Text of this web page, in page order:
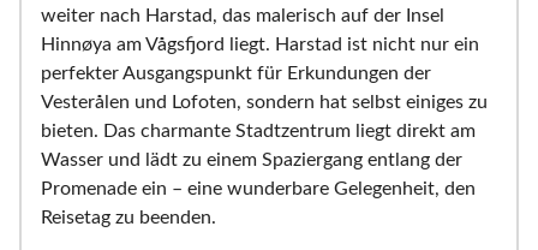
weiter nach Harstad, das malerisch auf der Insel
Hinnøya am Vågsfjord liegt. Harstad ist nicht nur ein
perfekter Ausgangspunkt für Erkundungen der
Vesterålen und Lofoten, sondern hat selbst einiges zu
bieten. Das charmante Stadtzentrum liegt direkt am
Wasser und lädt zu einem Spaziergang entlang der
Promenade ein – eine wunderbare Gelegenheit, den
Reisetag zu beenden.